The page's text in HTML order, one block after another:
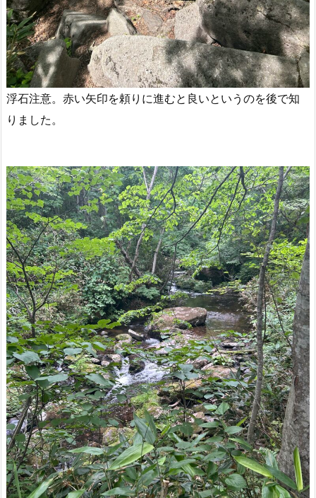
浮石注意。赤い矢印を頼りに進むと良いというのを後で知
りました。